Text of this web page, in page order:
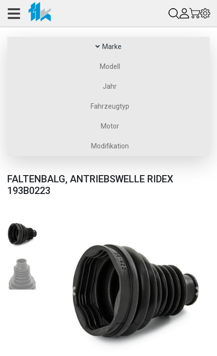
Marke
Modell
Jahr
Fahrzeugtyp
Motor
Modifikation
FALTENBALG, ANTRIEBSWELLE RIDEX
193B0223
Zurück